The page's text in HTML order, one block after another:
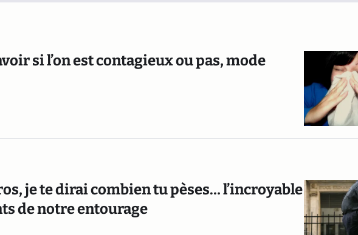
si l’on est contagieux ou pas, mode
je te dirai combien tu pèses… l’incroyable
de notre entourage